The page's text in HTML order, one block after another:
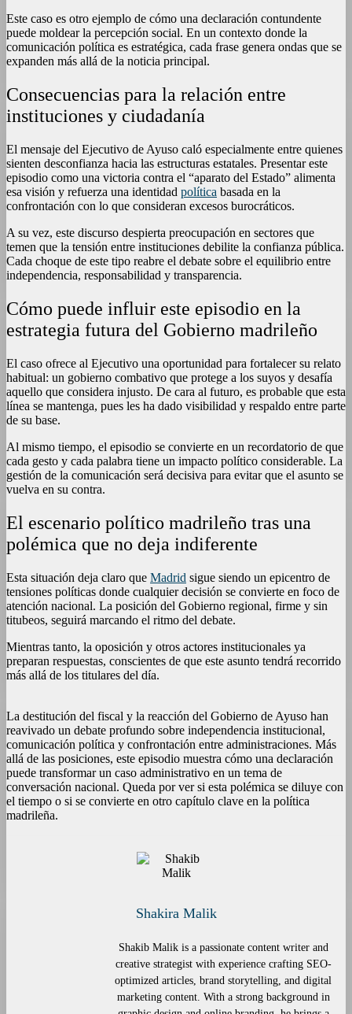
Este caso es otro ejemplo de cómo una declaración contundente
puede moldear la percepción social. En un contexto donde la
comunicación política es estratégica, cada frase genera ondas que se
expanden más allá de la noticia principal.
Consecuencias para la relación entre
instituciones y ciudadanía
El mensaje del Ejecutivo de Ayuso caló especialmente entre quienes
sienten desconfianza hacia las estructuras estatales. Presentar este
episodio como una victoria contra el “aparato del Estado” alimenta
esa visión y refuerza una identidad política basada en la
confrontación con lo que consideran excesos burocráticos.
A su vez, este discurso despierta preocupación en sectores que
temen que la tensión entre instituciones debilite la confianza pública.
Cada choque de este tipo reabre el debate sobre el equilibrio entre
independencia, responsabilidad y transparencia.
Cómo puede influir este episodio en la
estrategia futura del Gobierno madrileño
El caso ofrece al Ejecutivo una oportunidad para fortalecer su relato
habitual: un gobierno combativo que protege a los suyos y desafía
aquello que considera injusto. De cara al futuro, es probable que esta
línea se mantenga, pues les ha dado visibilidad y respaldo entre parte
de su base.
Al mismo tiempo, el episodio se convierte en un recordatorio de que
cada gesto y cada palabra tiene un impacto político considerable. La
gestión de la comunicación será decisiva para evitar que el asunto se
vuelva en su contra.
El escenario político madrileño tras una
polémica que no deja indiferente
Esta situación deja claro que Madrid sigue siendo un epicentro de
tensiones políticas donde cualquier decisión se convierte en foco de
atención nacional. La posición del Gobierno regional, firme y sin
titubeos, seguirá marcando el ritmo del debate.
Mientras tanto, la oposición y otros actores institucionales ya
preparan respuestas, conscientes de que este asunto tendrá recorrido
más allá de los titulares del día.
La destitución del fiscal y la reacción del Gobierno de Ayuso han
reavivado un debate profundo sobre independencia institucional,
comunicación política y confrontación entre administraciones. Más
allá de las posiciones, este episodio muestra cómo una declaración
puede transformar un caso administrativo en un tema de
conversación nacional. Queda por ver si esta polémica se diluye con
el tiempo o si se convierte en otro capítulo clave en la política
madrileña.
Shakira Malik
Shakib Malik is a passionate content writer and
creative strategist with experience crafting SEO-
optimized articles, brand storytelling, and digital
marketing content. With a strong background in